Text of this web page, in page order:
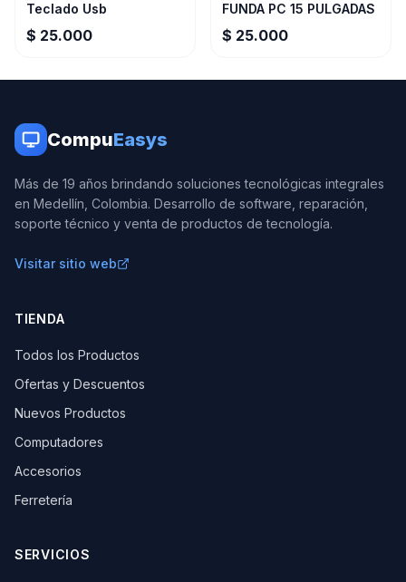
Teclado Usb
$ 25.000
FUNDA PC 15 PULGADAS
$ 25.000
CompuEasys
Más de 19 años brindando soluciones tecnológicas integrales
en Medellín, Colombia. Desarrollo de software, reparación,
soporte técnico y venta de productos de tecnología.
Visitar sitio web
TIENDA
Todos los Productos
Ofertas y Descuentos
Nuevos Productos
Computadores
Accesorios
Ferretería
SERVICIOS